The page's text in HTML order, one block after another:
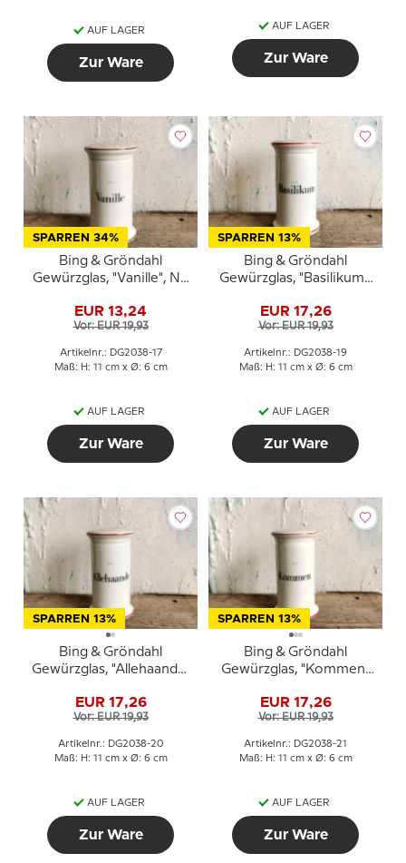
AUF LAGER
Zur Ware
AUF LAGER
Zur Ware
SPARREN 34%
Bing & Gröndahl
Gewürzglas, "Vanille", Nr.
EUR 13,24
Vor: EUR 19,93
Artikelnr.: DG2038-17
Maß: H: 11 cm x Ø: 6 cm
AUF LAGER
Zur Ware
SPARREN 13%
Bing & Gröndahl
Gewürzglas, "Basilikum",
EUR 17,26
Vor: EUR 19,93
Artikelnr.: DG2038-19
Maß: H: 11 cm x Ø: 6 cm
AUF LAGER
Zur Ware
SPARREN 13%
Bing & Gröndahl
Gewürzglas, "Allehaande"
EUR 17,26
Vor: EUR 19,93
Artikelnr.: DG2038-20
Maß: H: 11 cm x Ø: 6 cm
AUF LAGER
Zur Ware
SPARREN 13%
Bing & Gröndahl
Gewürzglas, "Kommen"
EUR 17,26
Vor: EUR 19,93
Artikelnr.: DG2038-21
Maß: H: 11 cm x Ø: 6 cm
AUF LAGER
Zur Ware